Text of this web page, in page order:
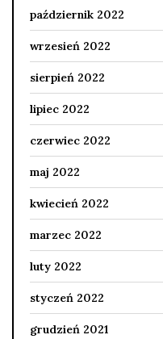
październik 2022
wrzesień 2022
sierpień 2022
lipiec 2022
czerwiec 2022
maj 2022
kwiecień 2022
marzec 2022
luty 2022
styczeń 2022
grudzień 2021